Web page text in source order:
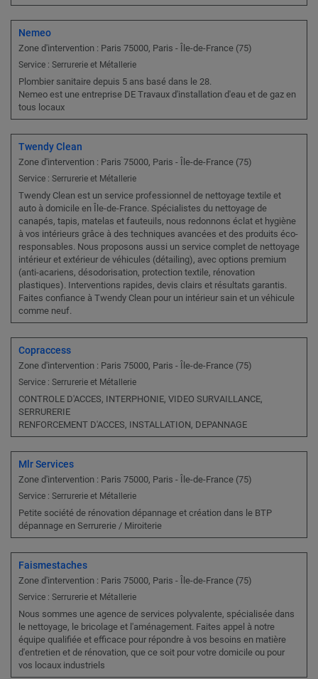
Nemeo
Zone d'intervention : Paris 75000, Paris - Île-de-France (75)
Service : Serrurerie et Métallerie
Plombier sanitaire depuis 5 ans basé dans le 28.
Nemeo est une entreprise DE Travaux d'installation d'eau et de gaz en
tous locaux
Twendy Clean
Zone d'intervention : Paris 75000, Paris - Île-de-France (75)
Service : Serrurerie et Métallerie
Twendy Clean est un service professionnel de nettoyage textile et
auto à domicile en Île-de-France. Spécialistes du nettoyage de
canapés, tapis, matelas et fauteuils, nous redonnons éclat et hygiène
à vos intérieurs grâce à des techniques avancées et des produits éco-
responsables. Nous proposons aussi un service complet de nettoyage
intérieur et extérieur de véhicules (détailing), avec options premium
(anti-acariens, désodorisation, protection textile, rénovation
plastiques). Interventions rapides, devis clairs et résultats garantis.
Faites confiance à Twendy Clean pour un intérieur sain et un véhicule
comme neuf.
Copraccess
Zone d'intervention : Paris 75000, Paris - Île-de-France (75)
Service : Serrurerie et Métallerie
CONTROLE D'ACCES, INTERPHONIE, VIDEO SURVAILLANCE,
SERRURERIE
RENFORCEMENT D'ACCES, INSTALLATION, DEPANNAGE
Mlr Services
Zone d'intervention : Paris 75000, Paris - Île-de-France (75)
Service : Serrurerie et Métallerie
Petite société de rénovation dépannage et création dans le BTP
dépannage en Serrurerie / Miroiterie
Faismestaches
Zone d'intervention : Paris 75000, Paris - Île-de-France (75)
Service : Serrurerie et Métallerie
Nous sommes une agence de services polyvalente, spécialisée dans
le nettoyage, le bricolage et l'aménagement. Faites appel à notre
équipe qualifiée et efficace pour répondre à vos besoins en matière
d'entretien et de rénovation, que ce soit pour votre domicile ou pour
vos locaux industriels